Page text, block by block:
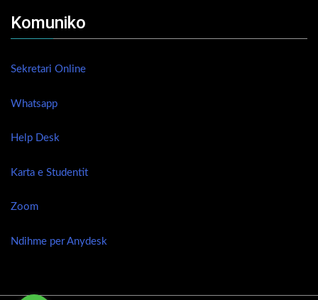
Komuniko
Sekretari Online
Whatsapp
Help Desk
Karta e Studentit
Zoom
Ndihme per Anydesk